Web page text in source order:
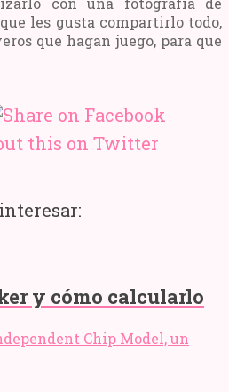
les gusta compartirlo todo,
que hagan juego, para que
y cómo calcularlo
Chip Model, un